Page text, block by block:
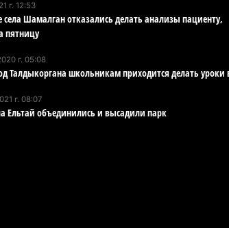
5
В
5
г. 12:53
села Шамалган отказались делать анализы пациенту,
пятницу
г. 05:08
Талдыкоргана школьникам приходится делать уроки
г. 08:07
Ельтай объединились и высадили парк